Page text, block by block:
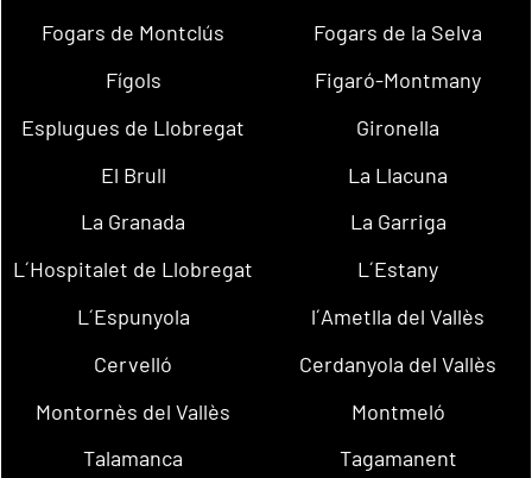
Fogars de Montclús
Fogars de la Selva
Fígols
Figaró-Montmany
Esplugues de Llobregat
Gironella
El Brull
La Llacuna
La Granada
La Garriga
L´Hospitalet de Llobregat
L´Estany
L´Espunyola
l´Ametlla del Vallès
Cervelló
Cerdanyola del Vallès
Montornès del Vallès
Montmeló
Talamanca
Tagamanent